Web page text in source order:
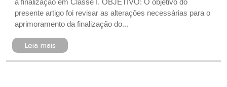
a finalização em Classe I. OBJETIVO: O objetivo do
presente artigo foi revisar as alterações necessárias para o
aprimoramento da finalização do...
Leia mais